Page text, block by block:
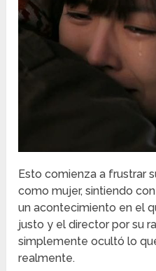
Esto comienza a frustrar
como mujer, sintiendo
un acontecimiento en el
justo y el director por su
simplemente ocultó lo
realmente.